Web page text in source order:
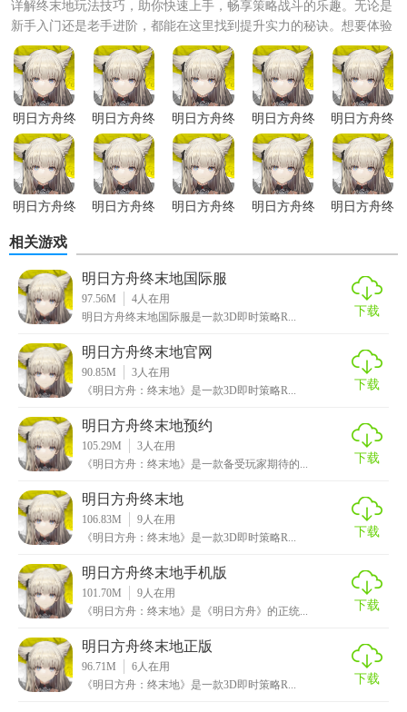
5. 日常任务：完成日常任务是获取资源的重要途径。玩家应
每天登录游戏并完成相关任务，以稳定获得游戏内的各种奖
励。
明日方舟终末地国际版内容
1. 剧情体验：游戏拥有丰富的剧情内容，玩家在推进剧情的
同时可以逐步了解游戏的世界观和背景故事。
包括生产设施、防御系统等。通过合理的规划和布局，提高
基地的生产效率和防御能力。
3. 怪物战斗：游戏中有大量的怪物和BOSS等待玩家挑战。玩
家需要组建自己的小队，制定合理的战术和策略进行战斗。
4. 探索冒险：游戏提供多张地图供玩家探索。在探索过程
中，玩家可以收集资源、解锁新的区域和剧情，并发现隐藏
明日方舟终末地国际版玩法
1. 即时策略战斗：游戏采用即时制小队化的RPG战斗形式，
玩家可以直接控制其中一位干员进行战斗，其余干员会自动
进行攻击。玩家需要合理释放技能和战术来击败敌人。
2. 工业生产与流水线规划：玩家需要在基地中规划和管理工
业生产流水线，包括采矿、制造、储存等环节。通过合理的
规划和布局，提高生产效率和资源利用率。
3. 角色培养与升级：玩家可以通过完成任务、挑战关卡等方
式获取经验值和资源来培养自己的角色。提升角色等级、解
详解终末地玩法技巧，助你快速上手，畅享策略战斗的乐趣。无论是
新手入门还是老手进阶，都能在这里找到提升实力的秘诀。想要体验
最新版本？我们提供《明日...
明日方舟终
末地安装包
明日方舟终
末地国际服
明日方舟终
末地预约
明日方舟终
末地手机版
明日方舟终
末地国际版
明日方舟终
明日方舟终
明日方舟终
明日方舟终
明日方舟终
相关游戏
明日方舟终末地国际服
97.56M 4人在用
明日方舟终末地国际服是一款3D即时策略R...
下载
明日方舟终末地官网
90.85M 3人在用
《明日方舟：终末地》是一款3D即时策略R...
下载
明日方舟终末地预约
105.29M 3人在用
《明日方舟：终末地》是一款备受玩家期待的...
下载
明日方舟终末地
106.83M 9人在用
《明日方舟：终末地》是一款3D即时策略R...
下载
明日方舟终末地手机版
101.70M 9人在用
《明日方舟：终末地》是《明日方舟》的正统...
下载
明日方舟终末地正版
96.71M 6人在用
《明日方舟：终末地》是一款3D即时策略R...
下载